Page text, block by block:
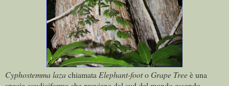
Cyphostemma lazachiamata Elephant-footo Grape Treeè una